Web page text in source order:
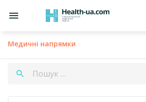
Медичні напрямки